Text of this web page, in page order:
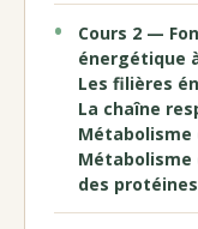
Cours 2 —
énergétique
Les filières
La chaîne
Métabolisme
Métabolisme
des